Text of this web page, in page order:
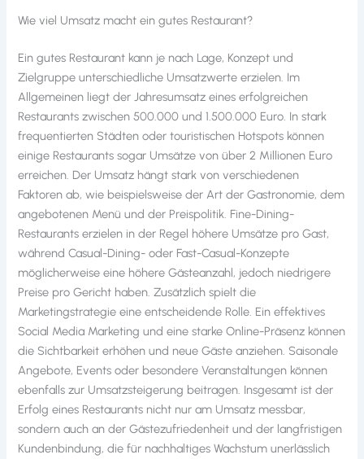
Wie viel Umsatz macht ein gutes Restaurant?
Ein gutes Restaurant kann je nach Lage, Konzept und
Zielgruppe unterschiedliche Umsatzwerte erzielen. Im
Allgemeinen liegt der Jahresumsatz eines erfolgreichen
Restaurants zwischen 500.000 und 1.500.000 Euro. In stark
frequentierten Städten oder touristischen Hotspots können
einige Restaurants sogar Umsätze von über 2 Millionen Euro
erreichen. Der Umsatz hängt stark von verschiedenen
Faktoren ab, wie beispielsweise der Art der Gastronomie, dem
angebotenen Menü und der Preispolitik. Fine-Dining-
Restaurants erzielen in der Regel höhere Umsätze pro Gast,
während Casual-Dining- oder Fast-Casual-Konzepte
möglicherweise eine höhere Gästeanzahl, jedoch niedrigere
Preise pro Gericht haben. Zusätzlich spielt die
Marketingstrategie eine entscheidende Rolle. Ein effektives
Social Media Marketing und eine starke Online-Präsenz können
die Sichtbarkeit erhöhen und neue Gäste anziehen. Saisonale
Angebote, Events oder besondere Veranstaltungen können
ebenfalls zur Umsatzsteigerung beitragen. Insgesamt ist der
Erfolg eines Restaurants nicht nur am Umsatz messbar,
sondern auch an der Gästezufriedenheit und der langfristigen
Kundenbindung, die für nachhaltiges Wachstum unerlässlich